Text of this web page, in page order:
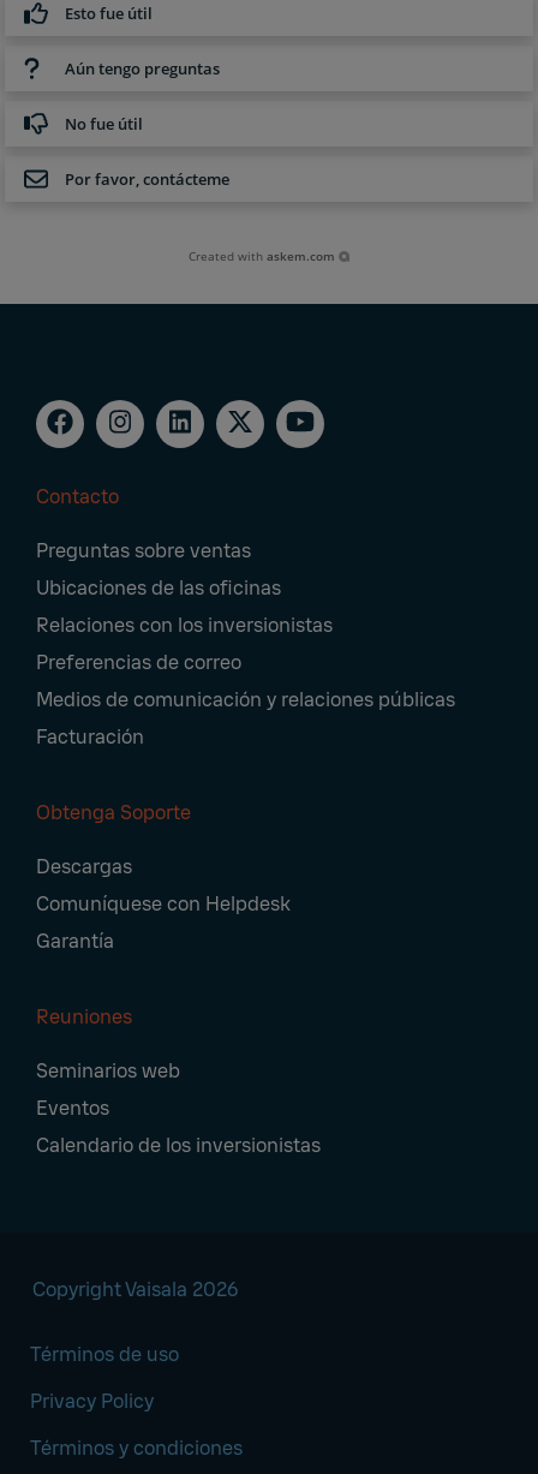
Esto fue útil
Aún tengo preguntas
No fue útil
Por favor, contácteme
Created withaskem.com
Navigation
Contacto
Preguntas sobre ventas
Ubicaciones de las oficinas
Relaciones con los inversionistas
Preferencias de correo
Medios de comunicación y relaciones públicas
Facturación
Obtenga Soporte
Descargas
Comuníquese con Helpdesk
Garantía
Reuniones
Seminarios web
Eventos
Calendario de los inversionistas
Copyright Vaisala 2026
Términos de uso
Privacy Policy
Términos y condiciones